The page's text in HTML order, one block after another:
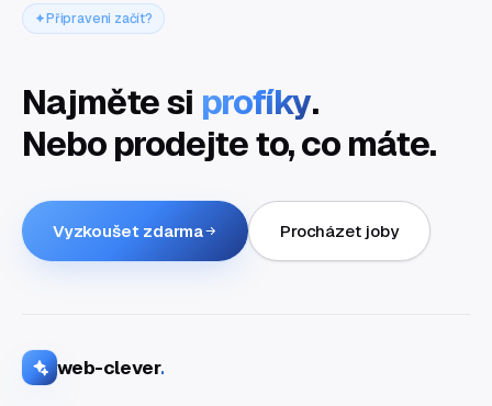
Připraveni začít?
Najměte si profíky.
Nebo prodejte to, co máte.
Vyzkoušet zdarma Procházet joby
web-clever.